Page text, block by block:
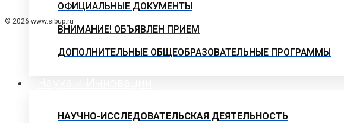
ОФИЦИАЛЬНЫЕ ДОКУМЕНТЫ
ВНИМАНИЕ! ОБЪЯВЛЕН ПРИЕМ
ДОПОЛНИТЕЛЬНЫЕ ОБЩЕОБРАЗОВАТЕЛЬНЫЕ ПРОГРАММЫ
НАУЧНО-ИССЛЕДОВАТЕЛЬСКАЯ ДЕЯТЕЛЬНОСТЬ
© 2026 www.sibup.ru